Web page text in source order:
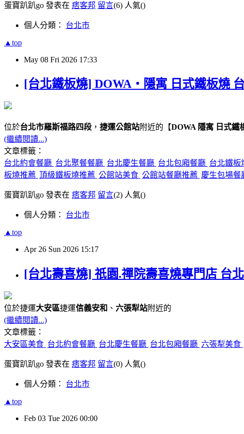
蛋寶趴趴go 發表在 痞客邦 留言(6) 人氣()
個人分類： 台北市
▲top
May 08 Fri 2026 17:33
[台北鐵板燒] DOWA・隱寓 日式鐵板燒
位於台北市羅斯福路四段 ， 捷運公館站附近的【DOWA 隱寓 日式鐵
(繼續閱讀...)
文章標籤：
台北約會餐廳 台北聚餐餐廳 台北慶生餐廳 台北包廂餐廳 台北鐵板
板燒推薦 頂級鐵板燒推薦 公館站美食 公館站餐廳推薦 慶生包場餐
蛋寶趴趴go 發表在 痞客邦 留言(2) 人氣()
個人分類： 台北市
▲top
Apr 26 Sun 2026 15:17
[台北壽喜燒] 祇園.禪院壽喜燒專門店 台
位於捷運大安區捷運信義安和 、 六張犁站附近的
(繼續閱讀...)
文章標籤：
大安區美食 台北約會餐廳 台北慶生餐廳 台北包廂餐廳 六張犁美食
蛋寶趴趴go 發表在 痞客邦 留言(0) 人氣()
個人分類： 台北市
▲top
Feb 03 Tue 2026 00:00